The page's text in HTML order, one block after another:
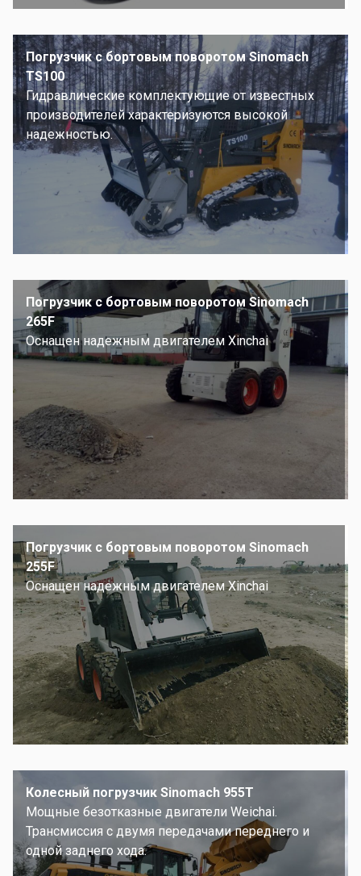
Погрузчик с бортовым поворотом Sinomach
TS100
Гидравлические комплектующие от известных
производителей характеризуются высокой
надежностью.
Погрузчик с бортовым поворотом Sinomach
265F
Оснащен надежным двигателем Xinchai
Погрузчик с бортовым поворотом Sinomach
255F
Оснащен надежным двигателем Xinchai
Колесный погрузчик Sinomach 955T
Мощные безотказные двигатели Weichai.
Трансмиссия с двумя передачами переднего и
одной заднего хода.